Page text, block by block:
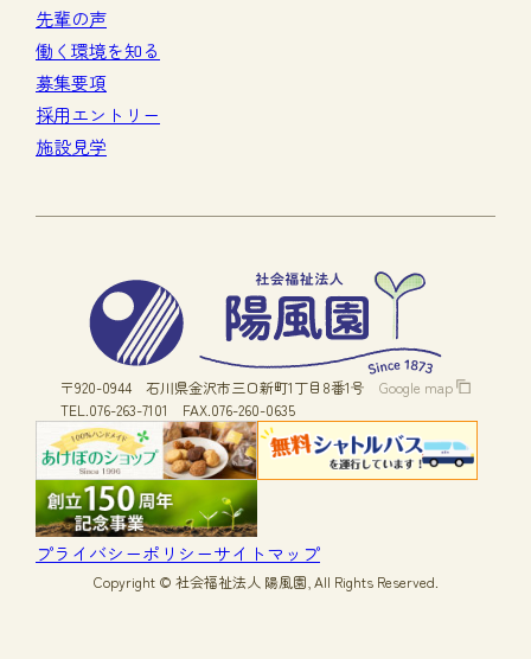
先輩の声
働く環境を知る
募集要項
採用エントリー
施設見学
〒920-0944 石川県金沢市三口新町1丁目8番1号
Google map
TEL.076-263-7101
FAX.076-260-0635
プライバシーポリシーサイトマップ
Copyright © 社会福祉法人 陽風園, All Rights Reserved.